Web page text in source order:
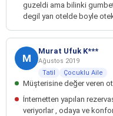
guzeldi ama bilinki
degil yan otelde boyle
M
Murat Ufuk K***
Ağustos 2019
Tatil
Çocuklu Aile
Müşterisine değer veren
İnternetten yapılan
veriyorlar , odaya ve